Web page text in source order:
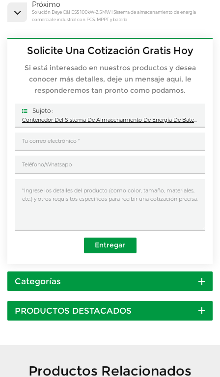
Próximo
Solución Deye C&I ESS 100kW-2.5MW | Sistema de almacenamiento de energía
comercial e industrial con PCS, MPPT y batería
Solicite Una Cotización Gratis Hoy
Si está interesado en nuestros productos y desea
conocer más detalles, deje un mensaje aquí, le
responderemos tan pronto como podamos.
Sujeto :
Contenedor Del Sistema De Almacenamiento De Energía De Batería BESS De Sail Solar
Entregar
Categorías
PRODUCTOS DESTACADOS
Productos Relacionados